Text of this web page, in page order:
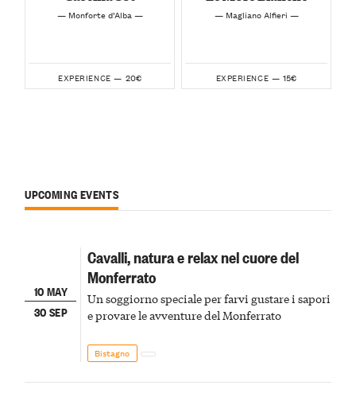
— Monforte d’Alba —
EXPERIENCE — 20€
— Magliano Alfieri —
EXPERIENCE — 15€
UPCOMING EVENTS
10 MAY
30 SEP
Cavalli, natura e relax nel cuore del
Monferrato
Un soggiorno speciale per farvi gustare i sapori
e provare le avventure del Monferrato
Bistagno